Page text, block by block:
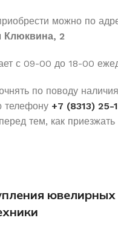
можно по
Клюквина, 2
с 09-00 до 18-00
по поводу
телефону +7 (8313) 25-
тем, как
ювелирных